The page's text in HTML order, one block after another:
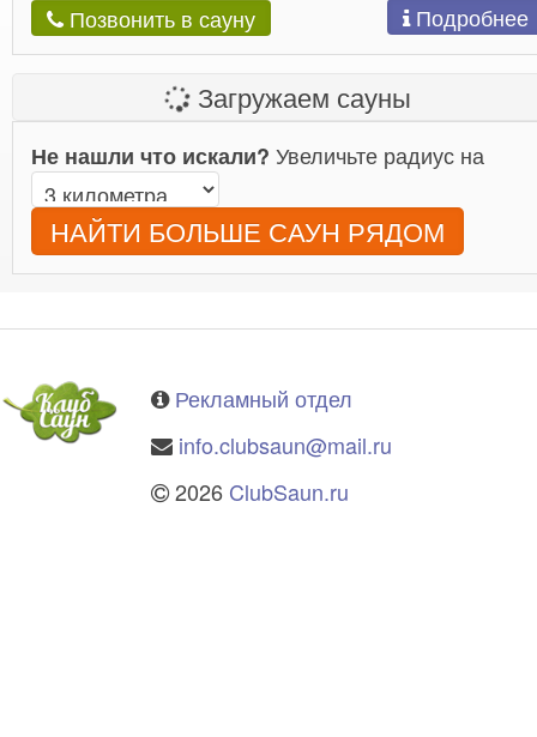
Позвонить в сауну Подробнее
Загружаем сауны
Не нашли что искали? Увеличьте радиус на
НАЙТИ БОЛЬШЕ САУН РЯДОМ
Рекламный отдел
info.clubsaun@mail.ru
2026 ClubSaun.ru